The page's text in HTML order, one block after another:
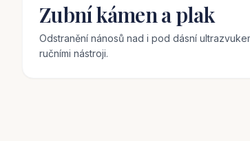
Zubní kámen a plak
Odstranění nánosů nad i pod dásní
ručními nástroji.